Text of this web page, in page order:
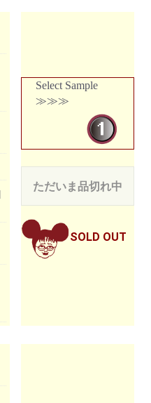
Select Sample
≫≫≫
ただいま品切れ中
SOLD OUT